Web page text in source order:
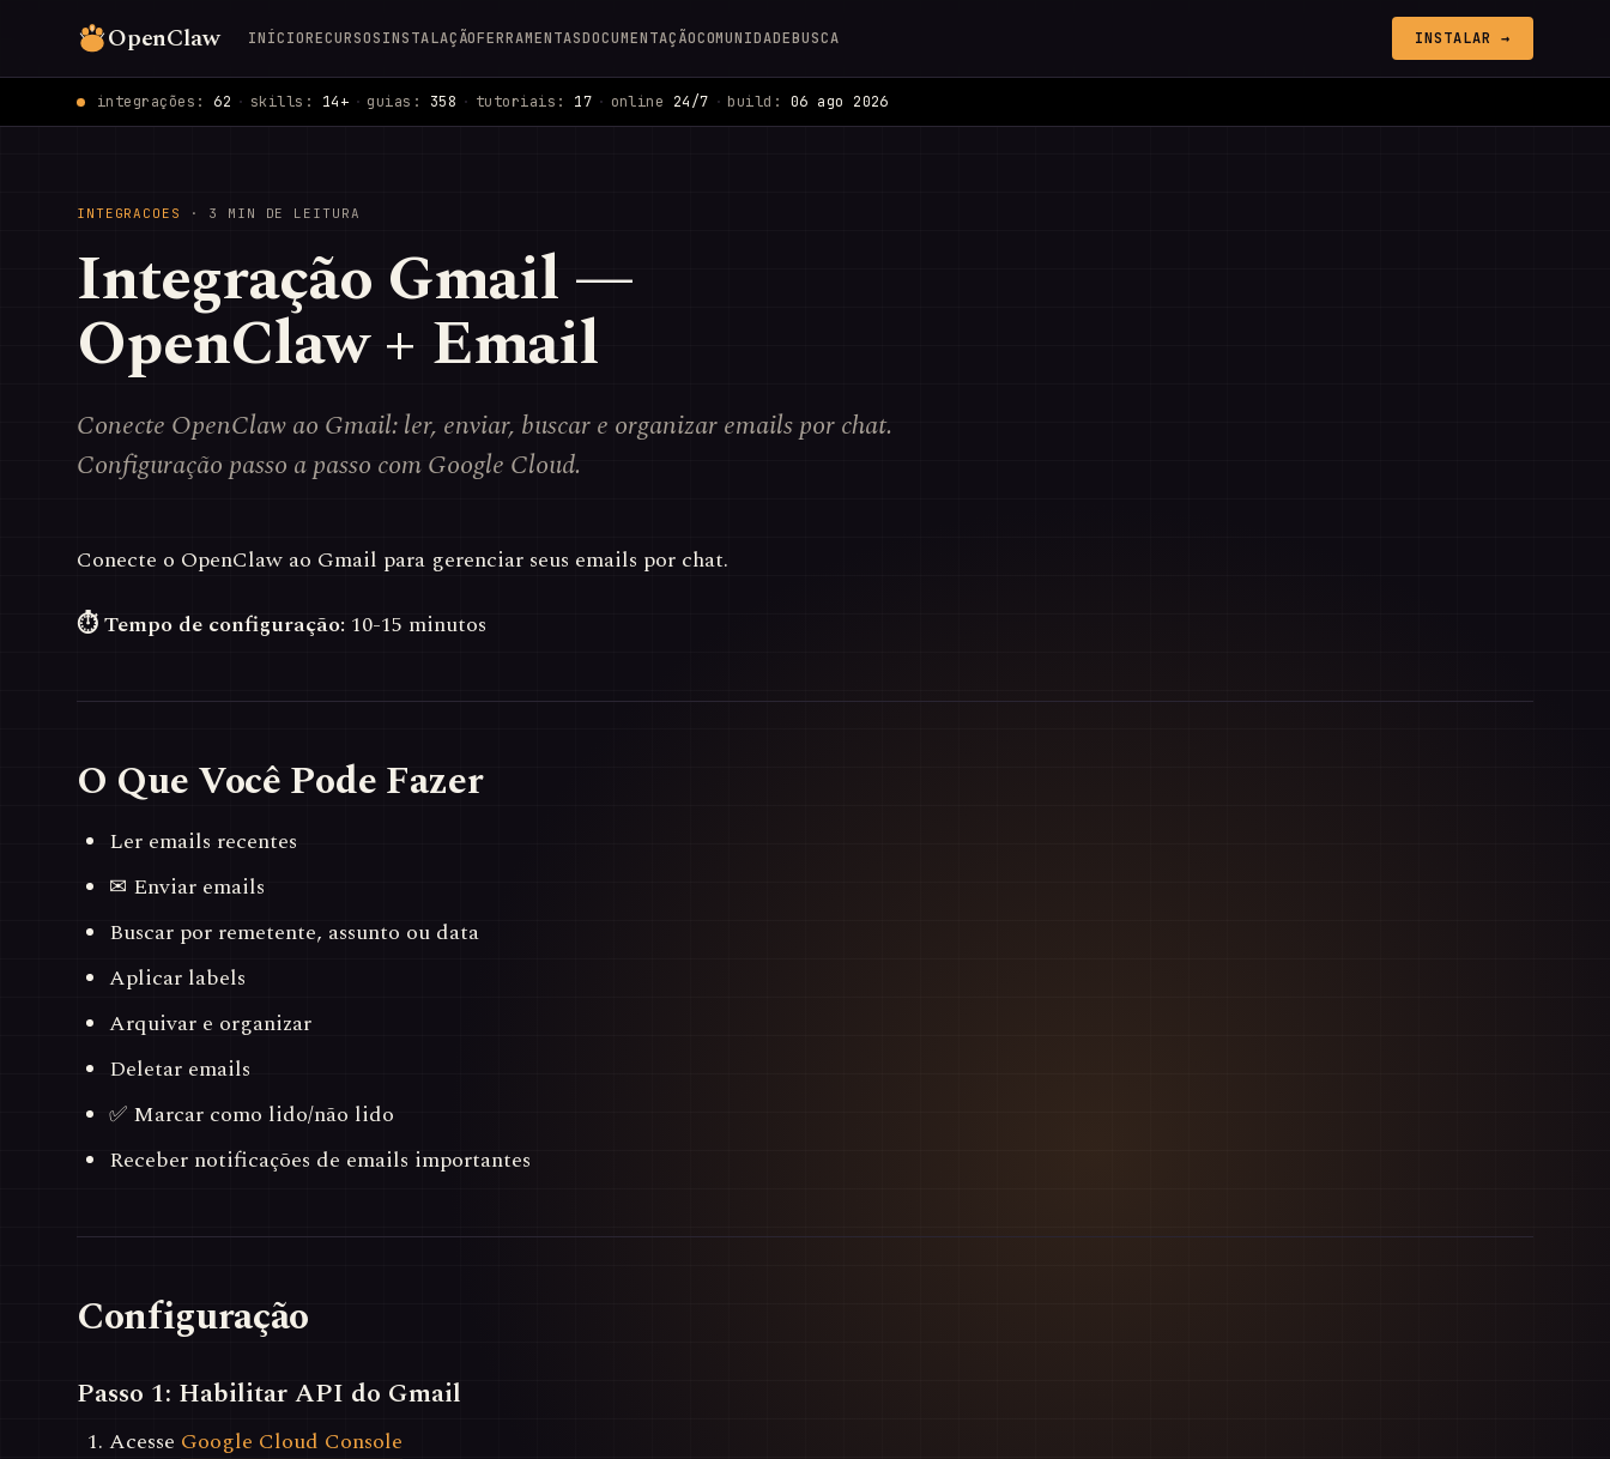
OpenClaw INÍCIORECURSOSINSTALAÇÃOFERRAMENTASDOCUMENTAÇÃOCOMUNIDADEBUSCA INSTALAR →
integrações: 62 · skills: 14+ · guias: 358 · tutoriais: 17 · online 24/7 · build: 06 ago 2026
INTEGRACOES · 3 MIN DE LEITURA
Integração Gmail —
OpenClaw + Email
Conecte OpenClaw ao Gmail: ler, enviar, buscar e organizar emails por chat.
Configuração passo a passo com Google Cloud.
Conecte o OpenClaw ao Gmail para gerenciar seus emails por chat.
⏱ Tempo de configuração: 10-15 minutos
O Que Você Pode Fazer
Ler emails recentes
✉ Enviar emails
Buscar por remetente, assunto ou data
Aplicar labels
Arquivar e organizar
Deletar emails
✅ Marcar como lido/não lido
Receber notificações de emails importantes
Configuração
Passo 1: Habilitar API do Gmail
Acesse Google Cloud Console